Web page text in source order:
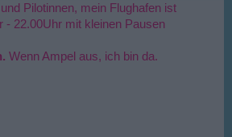
Pilotinnen, mein Flughafen ist
- 22.00Uhr mit kleinen Pausen
Wenn Ampel aus, ich bin da.